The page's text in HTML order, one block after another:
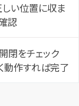
い位置に収ま
認
閉をチェック
動作すれば完了